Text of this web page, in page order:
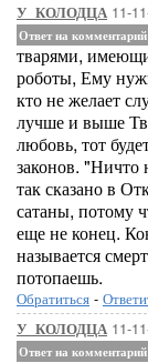
У_КОЛОДЦА 11-
Ответ на
тварями,
роботы, Ему
кто не желает
лучше и выше
любовь, тот
законов. "Ничто
так сказано в
сатаны, потому
еще не конец.
называется
потопаешь.
Обратиться -
У_КОЛОДЦА 11-
Ответ на